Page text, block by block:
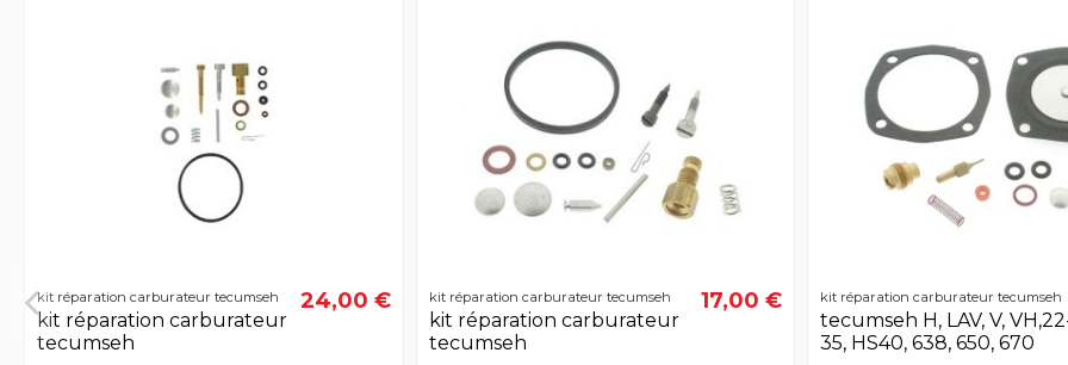
kit réparation carburateur tecumseh
kit réparation carburateur
tecumseh
24,00 € kit réparation carburateur tecumseh
kit réparation carburateur
tecumseh
17,00 € kit réparation carburateur tecumseh
tecumseh H, LAV, V,
35, HS40, 638, 650, 670